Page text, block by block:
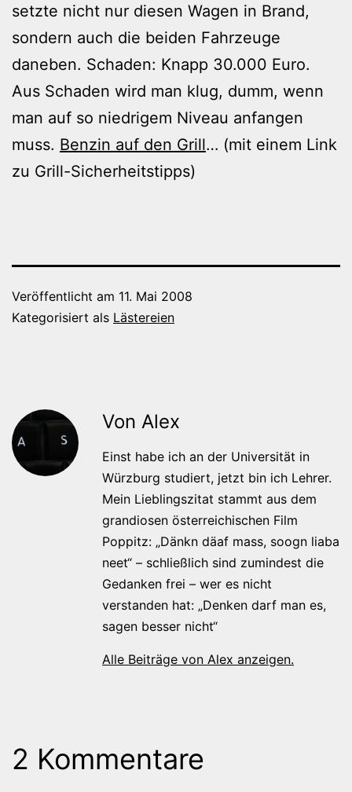
setzte nicht nur diesen Wagen in Brand,
sondern auch die beiden Fahrzeuge
daneben. Schaden: Knapp 30.000 Euro.
Aus Schaden wird man klug, dumm, wenn
man auf so niedrigem Niveau anfangen
muss. Benzin auf den Grill… (mit einem Link
zu Grill-Sicherheitstipps)
Veröffentlicht am 11. Mai 2008
Kategorisiert als Lästereien
Von Alex
Einst habe ich an der Universität in
Würzburg studiert, jetzt bin ich Lehrer.
Mein Lieblingszitat stammt aus dem
grandiosen österreichischen Film
Poppitz: „Dänkn däaf mass, soogn liaba
neet“ – schließlich sind zumindest die
Gedanken frei – wer es nicht
verstanden hat: „Denken darf man es,
sagen besser nicht“
Alle Beiträge von Alex anzeigen.
2 Kommentare